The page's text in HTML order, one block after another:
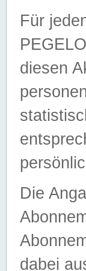
Für
diesen
Die
dabei